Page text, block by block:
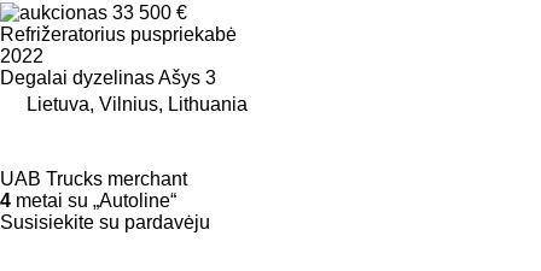
33 500 €
Refrižeratorius puspriekabė
2022
Degalai dyzelinasAšys 3
Lietuva, Vilnius, Lithuania
UAB Trucks merchant
4 metai su „Autoline“
Susisiekite su pardavėju